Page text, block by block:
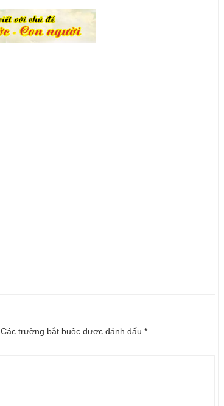
Các trường bắt buộc được đánh dấu *